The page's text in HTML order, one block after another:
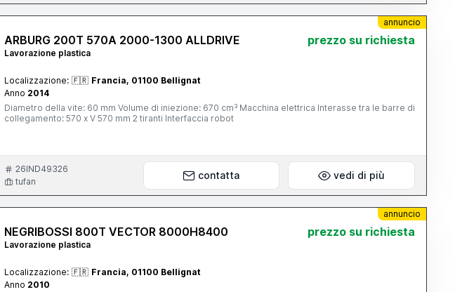
annuncio
ARBURG 200T 570A 2000-1300 ALLDRIVE
Lavorazione plastica
prezzo su richiesta
Localizzazione: 🇫🇷 Francia, 01100 Bellignat
Anno 2014
Diametro della vite: 60 mm Volume di iniezione: 670 cm³ Macchina elettrica Interasse tra le barre di
collegamento: 570 x V 570 mm 2 tiranti Interfaccia robot
26IND49326
tufan
contatta vedi di più
annuncio
NEGRIBOSSI 800T VECTOR 8000H8400
Lavorazione plastica
prezzo su richiesta
Localizzazione: 🇫🇷 Francia, 01100 Bellignat
Anno 2010